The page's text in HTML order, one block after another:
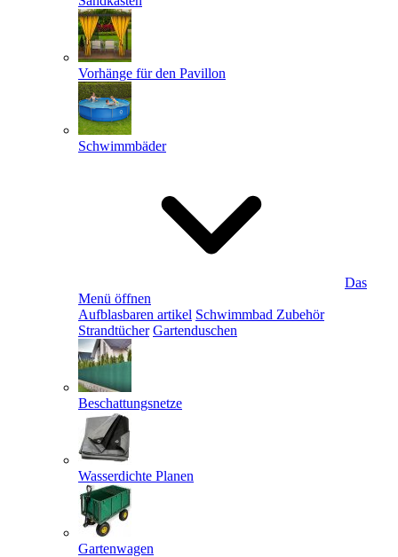
Vorhänge für den Pavillon
Schwimmbäder
Das
Menü öffnen
Aufblasbaren artikel Schwimmbad Zubehör
Strandtücher Gartenduschen
Beschattungsnetze
Wasserdichte Planen
Gartenwagen